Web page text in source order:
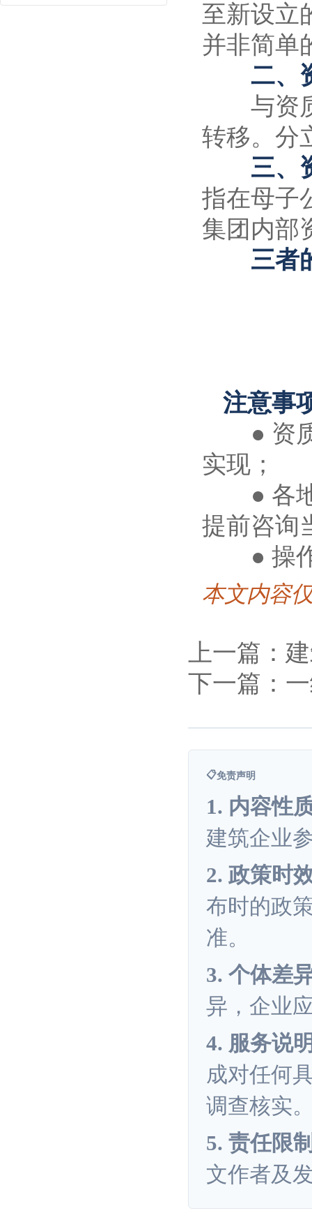
至新设立
并非简单
二、
与资质
转移。分
三、
指在母子
集团内部
三者的
注意事
● 资质
实现；
● 各地
提前咨询
● 操作
本文内容
上一篇：
下一篇：
📋免责声明
1. 内容性
建筑企业
2. 政策时
布时的政
准。
3. 个体差
异，企业
4. 服务说
成对任何
调查核实
5. 责任限
文作者及